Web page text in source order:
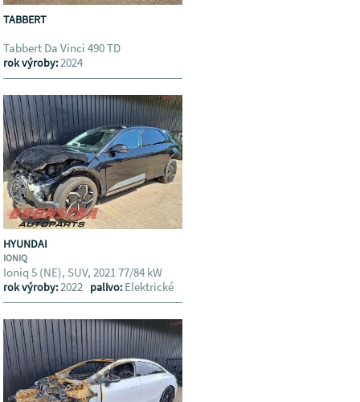
TABBERT
Tabbert Da Vinci 490 TD
rok výroby:2024
HYUNDAI
IONIQ
Ioniq 5 (NE), SUV, 2021 77/84 kW
rok výroby:2022 palivo: Elektrické